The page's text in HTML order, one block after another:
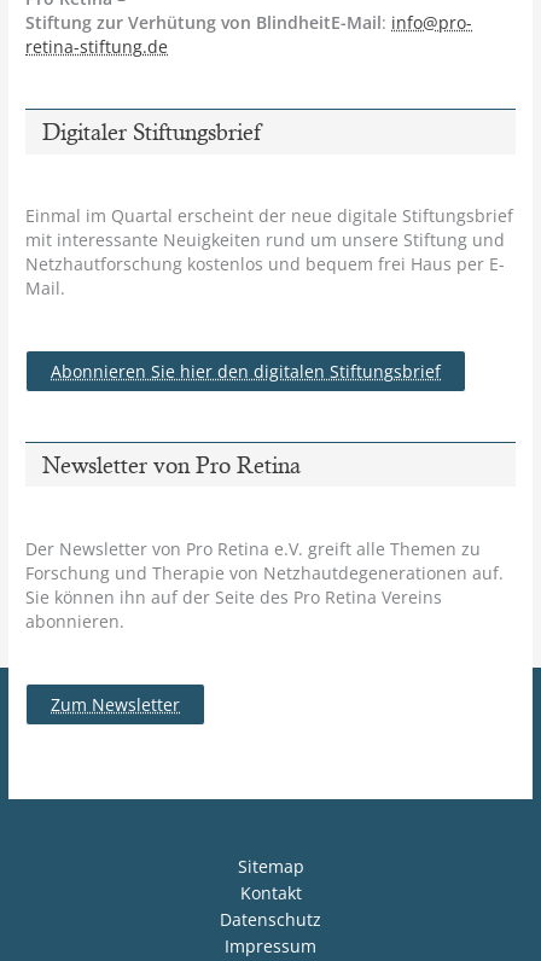
Stiftung zur Verhütung von BlindheitE-Mail: info@pro-
retina-stiftung.de
Digitaler Stiftungsbrief
Einmal im Quartal erscheint der neue digitale Stiftungsbrief
mit interessante Neuigkeiten rund um unsere Stiftung und
Netzhautforschung kostenlos und bequem frei Haus per E-
Mail.
Abonnieren Sie hier den digitalen Stiftungsbrief
Newsletter von Pro Retina
Der Newsletter von Pro Retina e.V. greift alle Themen zu
Forschung und Therapie von Netzhautdegenerationen auf.
Sie können ihn auf der Seite des Pro Retina Vereins
abonnieren.
Zum Newsletter
Sitemap
Kontakt
Datenschutz
Impressum